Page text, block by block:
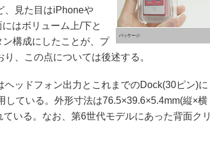
パッケージ
、見た目はiPhoneや
はボリューム上/下と
構成にしたことが、プ
、この点については後述する。
ッドフォン出力とこれまでのDock(30ピン)に
している。外形寸法は76.5×39.6×5.4mm(縦×横
いる。なお、第6世代モデルにあった背面クリ